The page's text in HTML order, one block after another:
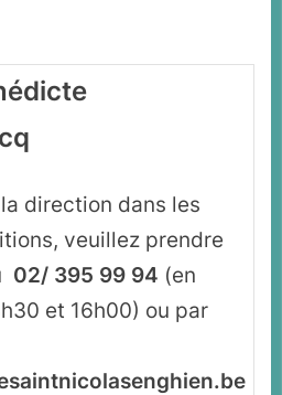
direction dans les
veuillez prendre
02/ 395 99 94 (en
et 16h00) ou par